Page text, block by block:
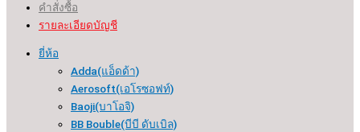
คำสั่งซื้อ
รายละเอียดบัญชี
ยี่ห้อ
Adda(แอ็ดด้า)
Aerosoft(เอโรซอฟท์)
Baoji(บาโอจิ)
BB Bouble(บีบี ดับเบิล)